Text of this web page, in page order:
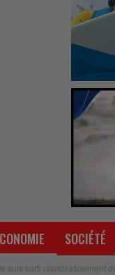
SOCIÉTÉ
suis sorti clandestinement